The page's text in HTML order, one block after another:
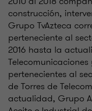
construcción,
Grupo TvAzteca
perteneciente al
2016 hasta la
pertenecientes al
de Torres de
actualidad, Grupo